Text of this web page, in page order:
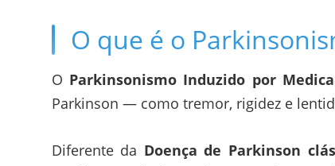
O que é o
O Parkinsonismo Induzido por
Parkinson — como tremor, rigidez e
Diferente da Doença de Parkinson